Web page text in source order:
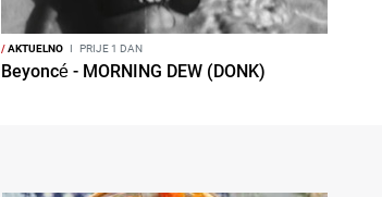
/AKTUELNO I PRIJE 1 DAN
Beyoncé - MORNING DEW (DONK)